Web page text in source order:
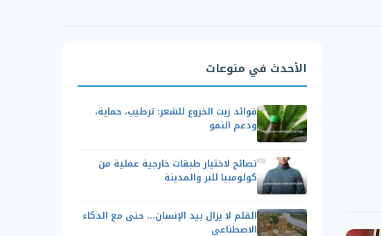
الأحدث في منوعات
فوائد زيت الخروع للشعر: ترطيب، حماية،
ودعم النمو
نصائح لاختيار طبقات خارجية عملية من
كولومبيا للبر والمدينة
القلم لا يزال بيد الإنسان… حتى مع الذكاء
الاصطناعي